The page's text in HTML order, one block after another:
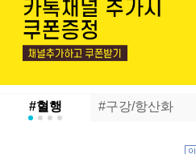
#혈행 #구강/항산화